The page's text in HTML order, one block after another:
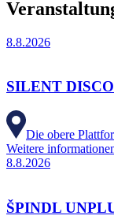
8.8.2026
SILENT
Die obere
Weitere
8.8.2026
ŠPINDL